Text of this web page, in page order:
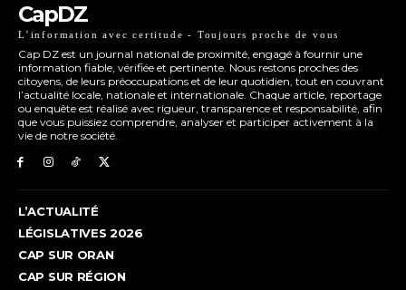
CapDZ
L’information avec certitude - Toujours proche de vous
Cap DZ est un journal national de proximité, engagé à fournir une
information fiable, vérifiée et pertinente. Nous restons proches des
citoyens, de leurs préoccupations et de leur quotidien, tout en couvrant
l’actualité locale, nationale et internationale. Chaque article, reportage
ou enquête est réalisé avec rigueur, transparence et responsabilité, afin
que vous puissiez comprendre, analyser et participer activement à la
vie de notre société.
L’ACTUALITÉ
LÉGISLATIVES 2026
CAP SUR ORAN
CAP SUR RÉGION